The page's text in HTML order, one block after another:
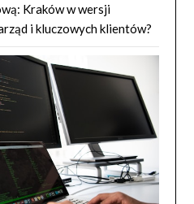
Kraków w wersji
i kluczowych klientów?